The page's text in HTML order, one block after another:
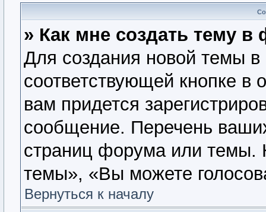
» Как мне создать тему в
Для создания новой темы
соответствующей кнопке
вам придется
сообщение. Перечень
страниц форума или темы.
темы», «Вы можете
Вернуться к началу